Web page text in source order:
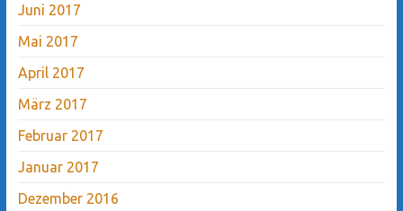
Juni 2017
Mai 2017
April 2017
März 2017
Februar 2017
Januar 2017
Dezember 2016